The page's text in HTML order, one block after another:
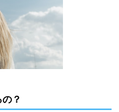
？